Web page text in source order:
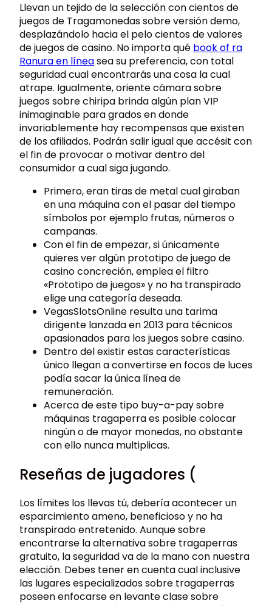
Llevan un tejido de la selección con cientos de
juegos de Tragamonedas sobre versión demo,
desplazándolo hacia el pelo cientos de valores
de juegos de casino. No importa qué book of ra
Ranura en líneasea su preferencia, con total
seguridad cual encontrarás una cosa la cual
atrape. Igualmente, oriente cámara sobre
juegos sobre chiripa brinda algún plan VIP
inimaginable para grados en donde
invariablemente hay recompensas que existen
de los afiliados. Podrán salir igual que accésit con
el fin de provocar o motivar dentro del
consumidor a cual siga jugando.
Primero, eran tiras de metal cual giraban
en una máquina con el pasar del tiempo
símbolos por ejemplo frutas, números o
campanas.
Con el fin de empezar, si únicamente
quieres ver algún prototipo de juego de
casino concreción, emplea el filtro
«Prototipo de juegos» y no ha transpirado
elige una categoría deseada.
VegasSlotsOnline resulta una tarima
dirigente lanzada en 2013 para técnicos
apasionados para los juegos sobre casino.
Dentro del existir estas características
único llegan a convertirse en focos de luces
podía sacar la única línea de
remuneración.
Acerca de este tipo buy-a-pay sobre
máquinas tragaperra es posible colocar
ningún o de mayor monedas, no obstante
con ello nunca multiplicas.
Reseñas de jugadores (
Los límites los llevas tú, debería acontecer un
esparcimiento ameno, beneficioso y no ha
transpirado entretenido. Aunque sobre
encontrarse la alternativa sobre tragaperras
gratuito, la seguridad va de la mano con nuestra
elección. Debes tener en cuenta cual inclusive
las lugares especializados sobre tragaperras
poseen enfocarse en levante clase sobre